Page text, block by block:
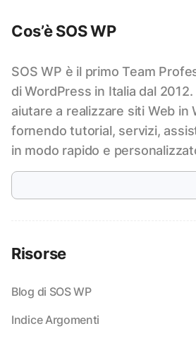
Cos’è SOS WP
SOS WP è il primo Team
di WordPress in Italia dal
aiutare a realizzare siti Web in
fornendo tutorial, servizi,
in modo rapido e
Risorse
Blog di SOS WP
Indice Argomenti